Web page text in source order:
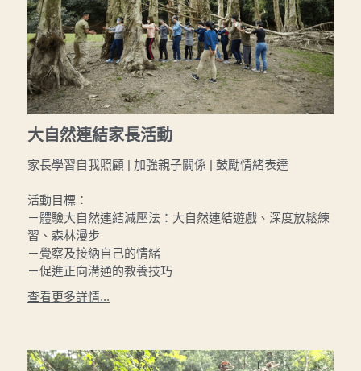
大自然連結家長活動
家長學習自我照顧 | 加強親子關係 | 鼓勵情緒表達
活動目標：
－體驗大自然連結減壓法：大自然連結遊戲、深度放鬆練
習、森林漫步
－覺察及接納自己的情緒
－促進正向溝通的教養技巧
查看更多詳情...